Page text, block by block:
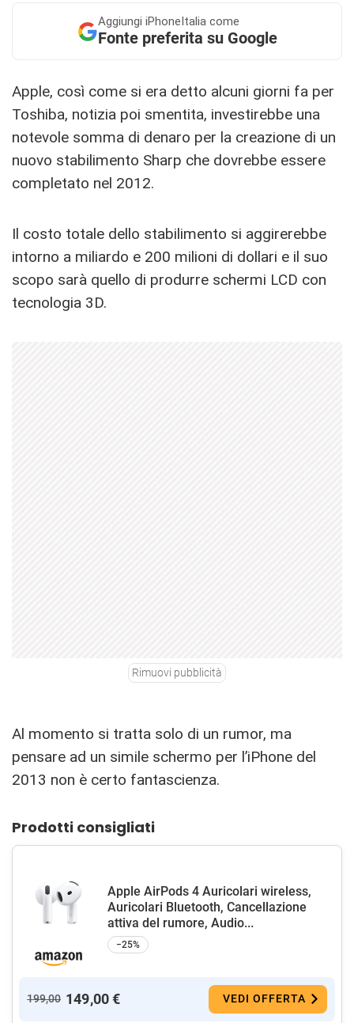
Aggiungi iPhoneItalia come
Fonte preferita su Google
Apple, così come si era detto alcuni giorni fa per
Toshiba, notizia poi smentita, investirebbe una
notevole somma di denaro per la creazione di un
nuovo stabilimento Sharp che dovrebbe essere
completato nel 2012.
Il costo totale dello stabilimento si aggirerebbe
intorno a miliardo e 200 milioni di dollari e il suo
scopo sarà quello di produrre schermi LCD con
tecnologia 3D.
Rimuovi pubblicità
Al momento si tratta solo di un rumor, ma
pensare ad un simile schermo per l’iPhone del
2013 non è certo fantascienza.
Prodotti consigliati
Apple AirPods 4 Auricolari wireless,
Auricolari Bluetooth, Cancellazione
attiva del rumore, Audio...
−25%
199,00 149,00 € VEDI OFFERTA